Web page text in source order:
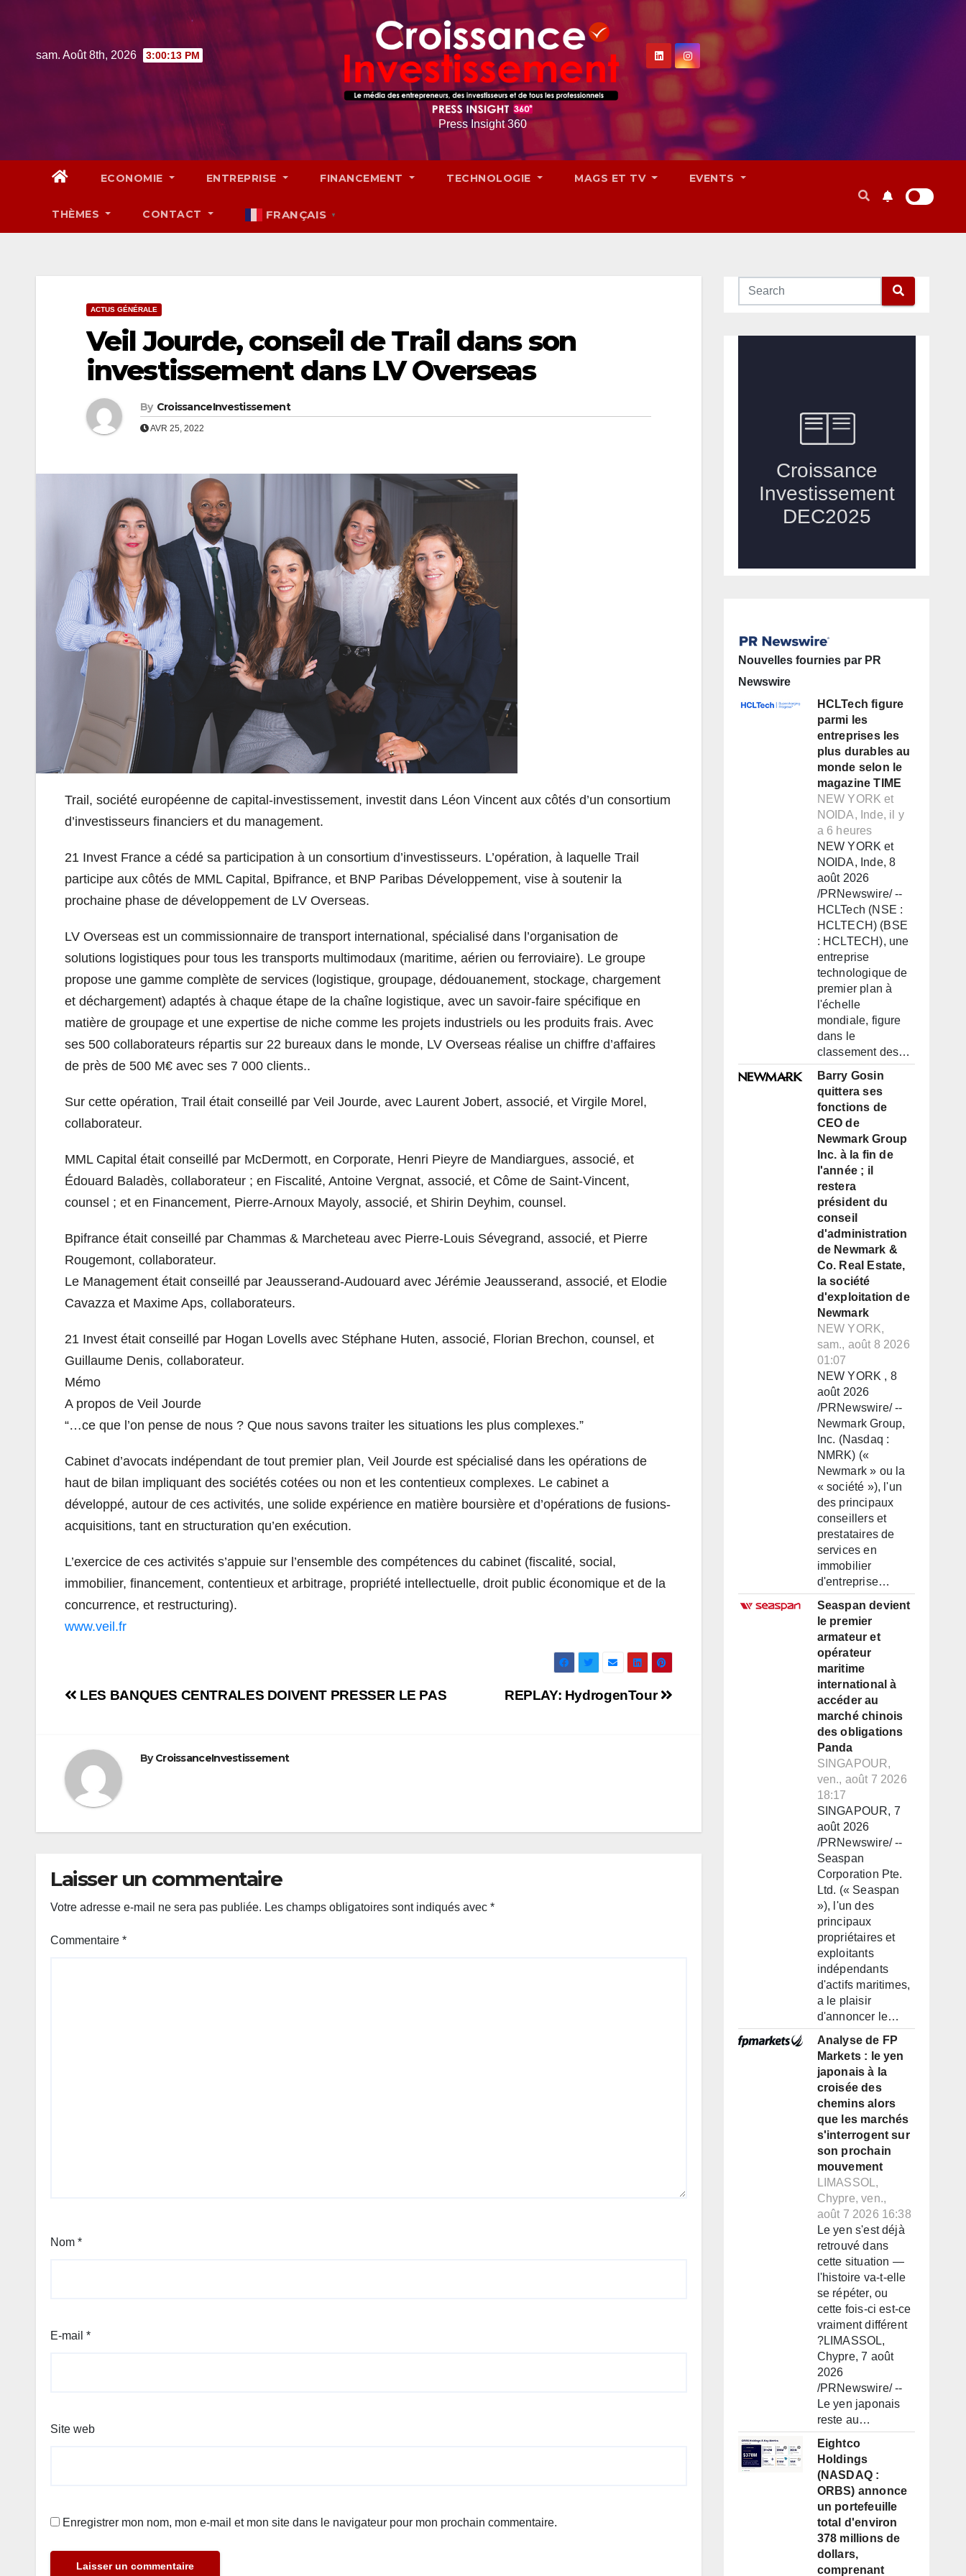
contentsam. Août 8th, 2026 3:00:14 PM
Press Insight 360
ECONOMIE ENTREPRISE FINANCEMENT TECHNOLOGIE MAGS ET TV EVENTS
THÈMES CONTACT FRANÇAIS ▼
ACTUS GÉNÉRALE
Veil Jourde, conseil de Trail dans son
investissement dans LV Overseas
By CroissanceInvestissement
AVR 25, 2022
Trail, société européenne de capital-investissement, investit dans Léon Vincent aux côtés d’un consortium
d’investisseurs financiers et du management.
21 Invest France a cédé sa participation à un consortium d’investisseurs. L’opération, à laquelle Trail
participe aux côtés de MML Capital, Bpifrance, et BNP Paribas Développement, vise à soutenir la
prochaine phase de développement de LV Overseas.
LV Overseas est un commissionnaire de transport international, spécialisé dans l’organisation de
solutions logistiques pour tous les transports multimodaux (maritime, aérien ou ferroviaire). Le groupe
propose une gamme complète de services (logistique, groupage, dédouanement, stockage, chargement
et déchargement) adaptés à chaque étape de la chaîne logistique, avec un savoir-faire spécifique en
matière de groupage et une expertise de niche comme les projets industriels ou les produits frais. Avec
ses 500 collaborateurs répartis sur 22 bureaux dans le monde, LV Overseas réalise un chiffre d’affaires
de près de 500 M€ avec ses 7 000 clients..
Sur cette opération, Trail était conseillé par Veil Jourde, avec Laurent Jobert, associé, et Virgile Morel,
collaborateur.
MML Capital était conseillé par McDermott, en Corporate, Henri Pieyre de Mandiargues, associé, et
Édouard Baladès, collaborateur ; en Fiscalité, Antoine Vergnat, associé, et Côme de Saint-Vincent,
counsel ; et en Financement, Pierre-Arnoux Mayoly, associé, et Shirin Deyhim, counsel.
Bpifrance était conseillé par Chammas & Marcheteau avec Pierre-Louis Sévegrand, associé, et Pierre
Rougemont, collaborateur.
Le Management était conseillé par Jeausserand-Audouard avec Jérémie Jeausserand, associé, et Elodie
Cavazza et Maxime Aps, collaborateurs.
21 Invest était conseillé par Hogan Lovells avec Stéphane Huten, associé, Florian Brechon, counsel, et
Guillaume Denis, collaborateur.
Mémo
A propos de Veil Jourde
“…ce que l’on pense de nous ? Que nous savons traiter les situations les plus complexes.”
Cabinet d’avocats indépendant de tout premier plan, Veil Jourde est spécialisé dans les opérations de
haut de bilan impliquant des sociétés cotées ou non et les contentieux complexes. Le cabinet a
développé, autour de ces activités, une solide expérience en matière boursière et d’opérations de fusions-
acquisitions, tant en structuration qu’en exécution.
L’exercice de ces activités s’appuie sur l’ensemble des compétences du cabinet (fiscalité, social,
immobilier, financement, contentieux et arbitrage, propriété intellectuelle, droit public économique et de la
concurrence, et restructuring).
www.veil.fr
Navigation
l’article
REPLAY: HydrogenTour
LES BANQUES CENTRALES DOIVENT PRESSER LE PAS
ByCroissanceInvestissement
Laisser un commentaire
Votre adresse e-mail ne sera pas publiée. Les champs obligatoires sont indiqués avec *
Commentaire *
Nom *
E-mail *
Site web
Enregistrer mon nom, mon e-mail et mon site dans le navigateur pour mon prochain commentaire.
Nouvelles fournies par PR
Newswire
HCLTech figure
parmi les
entreprises les
plus durables au
monde selon le
magazine TIME
NEW YORK et
NOIDA, Inde, il y
a 6 heures
NEW YORK et
NOIDA, Inde, 8
août 2026
/PRNewswire/ --
HCLTech (NSE :
HCLTECH) (BSE
: HCLTECH), une
entreprise
technologique de
premier plan à
l'échelle
mondiale, figure
dans le
classement des…
Barry Gosin
quittera ses
fonctions de
CEO de
Newmark Group
Inc. à la fin de
l'année ; il
restera
président du
conseil
d'administration
de Newmark &
Co. Real Estate,
la société
d'exploitation de
Newmark
NEW YORK,
sam., août 8 2026
01:07
NEW YORK , 8
août 2026
/PRNewswire/ --
Newmark Group,
Inc. (Nasdaq :
NMRK) («
Newmark » ou la
« société »), l'un
des principaux
conseillers et
prestataires de
services en
immobilier
d'entreprise…
Seaspan devient
le premier
armateur et
opérateur
maritime
international à
accéder au
marché chinois
des obligations
Panda
SINGAPOUR,
ven., août 7 2026
18:17
SINGAPOUR, 7
août 2026
/PRNewswire/ --
Seaspan
Corporation Pte.
Ltd. (« Seaspan
»), l'un des
principaux
propriétaires et
exploitants
indépendants
d'actifs maritimes,
a le plaisir
d'annoncer le…
Analyse de FP
Markets : le yen
japonais à la
croisée des
chemins alors
que les marchés
s'interrogent sur
son prochain
mouvement
LIMASSOL,
Chypre, ven.,
août 7 2026 16:38
Le yen s'est déjà
retrouvé dans
cette situation —
l'histoire va-t-elle
se répéter, ou
cette fois-ci est-ce
vraiment différent
?LIMASSOL,
Chypre, 7 août
2026
/PRNewswire/ --
Le yen japonais
reste au…
Eightco
Holdings
(NASDAQ :
ORBS) annonce
un portefeuille
total d'environ
378 millions de
dollars,
comprenant